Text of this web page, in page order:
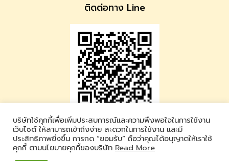
บริษัทใช้คุกกี้เพื่อเพิ่มประสบการณ์และความพึงพอใจในการใช้งาน
เว็บไซต์ ให้สามารถเข้าถึงง่าย สะดวกในการใช้งาน และมี
ประสิทธิภาพยิ่งขึ้น การกด “ยอมรับ” ถือว่าคุณได้อนุญาตให้เราใช้
คุกกี้ ตามนโยบายคุกกี้ของบริษัท Read More
ติดต่อทาง Line
Vinito Travel
LINE ID : @vinitotravel